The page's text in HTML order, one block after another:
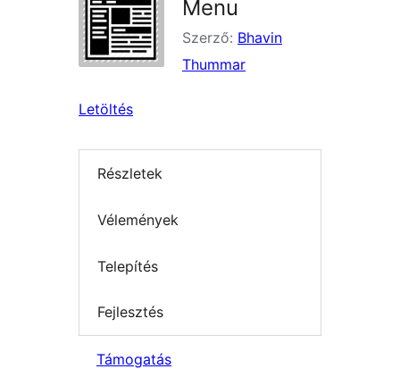
Menu
Szerző: Bhavin
Thummar
Letöltés
Részletek
Vélemények
Telepítés
Fejlesztés
Támogatás